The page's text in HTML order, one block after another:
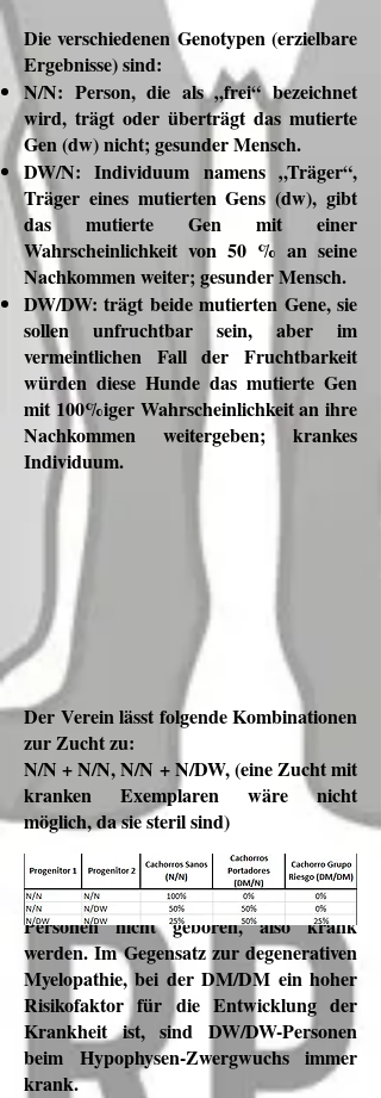
Die verschiedenen Genotypen (erzielbare
Ergebnisse) sind:
N/N: Person, die als „frei“ bezeichnet
wird, trägt oder überträgt das mutierte
Gen (dw) nicht; gesunder Mensch.
DW/N: Individuum namens „Träger“,
Träger eines mutierten Gens (dw), gibt
das mutierte Gen mit einer
Wahrscheinlichkeit von 50 % an seine
Nachkommen weiter; gesunder Mensch.
DW/DW: trägt beide mutierten Gene, sie
sollen unfruchtbar sein, aber im
vermeintlichen Fall der Fruchtbarkeit
würden diese Hunde das mutierte Gen
mit 100%iger Wahrscheinlichkeit an ihre
Nachkommen weitergeben; krankes
Individuum.
Der Verein lässt folgende Kombinationen
zur Zucht zu:
N/N + N/N, N/N + N/DW, (eine Zucht mit
kranken Exemplaren wäre nicht
möglich, da sie steril sind)
In jedem Fall muss ein Elternteil frei sein,
damit ist sichergestellt, dass DW/DW-
Personen nicht geboren, also krank
werden. Im Gegensatz zur degenerativen
Myelopathie, bei der DM/DM ein hoher
Risikofaktor für die Entwicklung der
Krankheit ist, sind DW/DW-Personen
beim Hypophysen-Zwergwuchs immer
krank.